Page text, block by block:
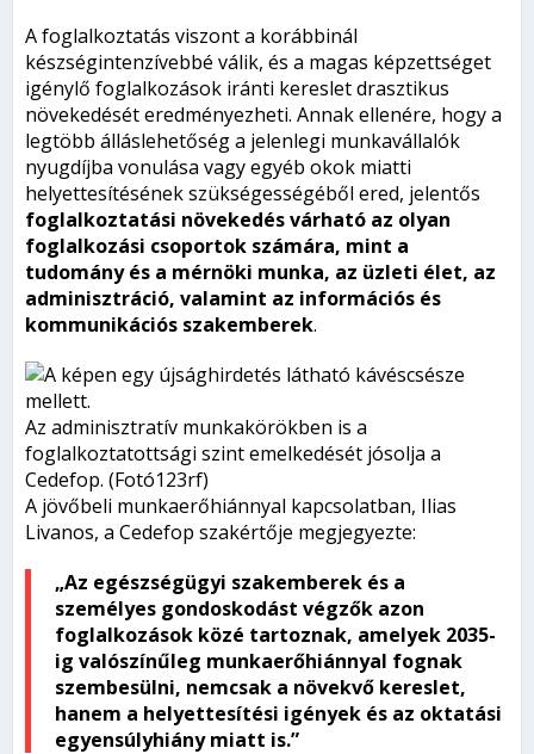
A foglalkoztatás viszont a korábbinál
készségintenzívebbé válik, és a magas képzettséget
igénylő foglalkozások iránti kereslet drasztikus
növekedését eredményezheti. Annak ellenére, hogy a
legtöbb álláslehetőség a jelenlegi munkavállalók
nyugdíjba vonulása vagy egyéb okok miatti
helyettesítésének szükségességéből ered, jelentős
foglalkoztatási növekedés várható az olyan
foglalkozási csoportok számára, mint a
tudomány és a mérnöki munka, az üzleti élet, az
adminisztráció, valamint az információs és
kommunikációs szakemberek.
Az adminisztratív munkakörökben is a
foglalkoztatottsági szint emelkedését jósolja a
Cedefop. (Fotó123rf)
A jövőbeli munkaerőhiánnyal kapcsolatban, Ilias
Livanos, a Cedefop szakértője megjegyezte:
„Az egészségügyi szakemberek és a
személyes gondoskodást végzők azon
foglalkozások közé tartoznak, amelyek 2035-
ig valószínűleg munkaerőhiánnyal fognak
szembesülni, nemcsak a növekvő kereslet,
hanem a helyettesítési igények és az oktatási
egyensúlyhiány miatt is.”